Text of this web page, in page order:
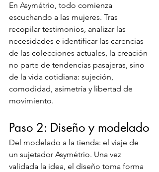
En Asymétrio, todo comienza
escuchando a las mujeres. Tras
recopilar testimonios, analizar las
necesidades e identificar las carencias
de las colecciones actuales, la creación
no parte de tendencias pasajeras, sino
de la vida cotidiana: sujeción,
comodidad, asimetría y libertad de
movimiento.
Paso 2: Diseño y modelado
Del modelado a la tienda: el viaje de
un sujetador Asymétrio. Una vez
validada la idea, el diseño toma forma